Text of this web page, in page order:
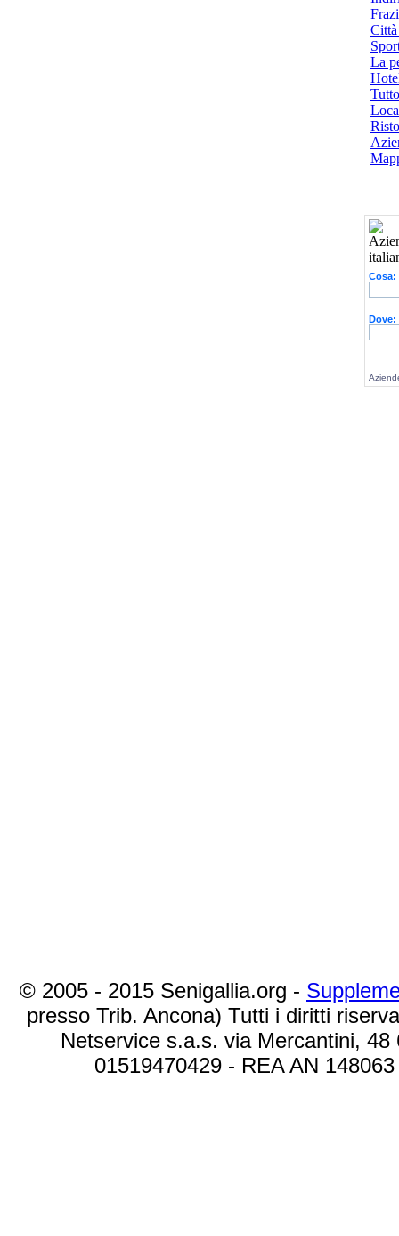
Città
La
Cosa:
Dove:
© 2005 - 2015 Senigallia.org -
presso Trib. Ancona) Tutti i diritti
Netservice s.a.s. via Mercantini,
01519470429 - REA AN